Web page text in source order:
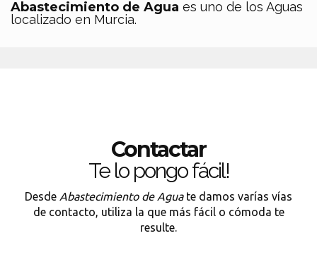
Abastecimiento de Agua es uno de los Aguas
localizado en Murcia.
Contactar
Te lo pongo fácil!
Desde Abastecimiento de Aguate damos varías vías
de contacto, utiliza la que más fácil o cómoda te
resulte.